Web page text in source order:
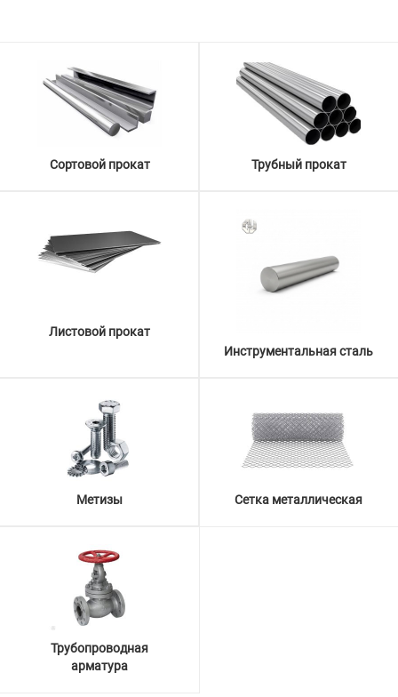
Сортовой прокат Трубный прокат
Листовой прокат
Инструментальная сталь
Метизы Сетка металлическая
Трубопроводная
арматура